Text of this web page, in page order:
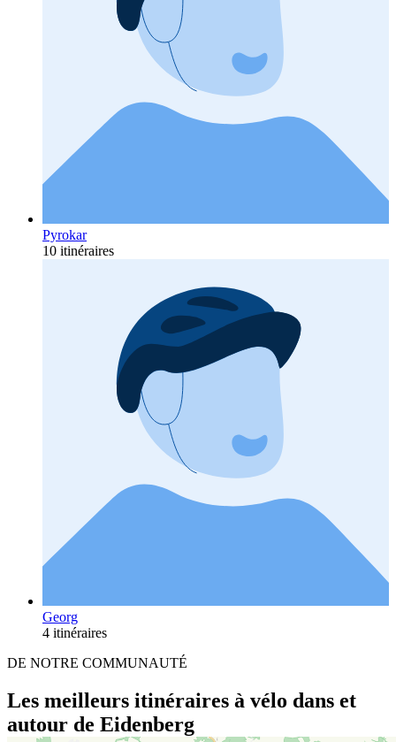
Pyrokar
10 itinéraires
Georg
4 itinéraires
DE NOTRE COMMUNAUTÉ
Les meilleurs itinéraires à vélo dans et
autour de Eidenberg